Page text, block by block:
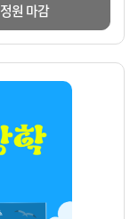
정원 마감